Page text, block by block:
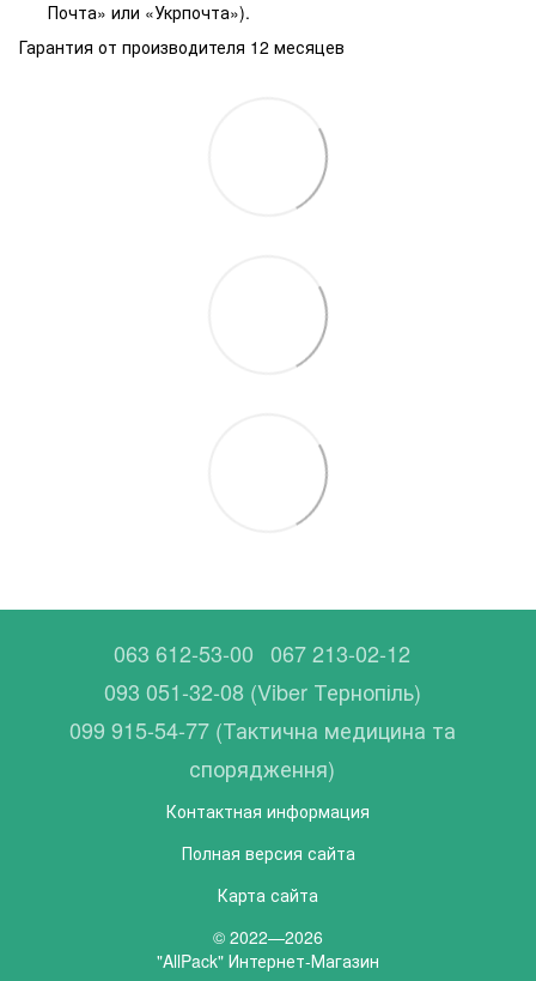
Почта» или «Укрпочта»).
Гарантия от производителя 12 месяцев
063 612-53-00 067 213-02-12
093 051-32-08 (Viber Тернопіль)
099 915-54-77 (Тактична медицина та
спорядження)
Контактная информация
Полная версия сайта
Карта сайта
© 2022—2026
"AllPack" Интернет-Магазин